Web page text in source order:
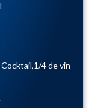
4 de vin